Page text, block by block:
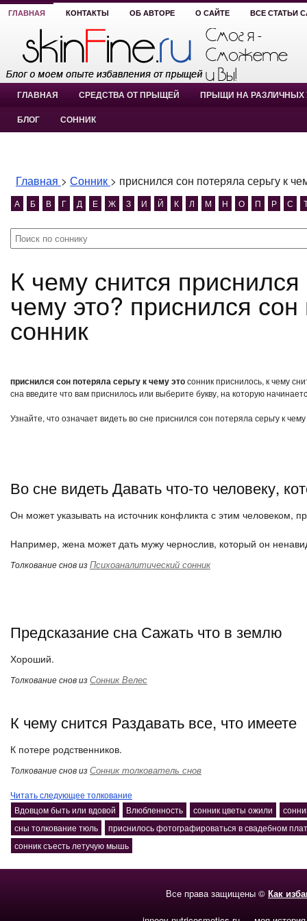
ГЛАВНАЯ КОНТАКТЫ ОБ АВТОРЕ О САЙТЕ ВСЕ СТАТЬИ
ГЛАВНАЯ СРЕДСТВА ОТ ПРЫЩЕЙ ПРЫЩИ НА РАЗЛИЧНЫХ
БЛОГ СОННИК
Главная > Сонник > приснился сон потеряла серьгу к
А Б В Г Д Е Ж З И Й К Л М Н О П Р С
К чему снится приснился сон потеряла серьгу к
чему это? приснился
сонник
приснился сон потеряла серьгу к чему этосонник приснилось, к чему
сна введите что вам приснилось или выберите букву, на которую
Узнайте, что означает видеть во сне приснился сон потеряла серьгу к
Во сне видеть Давать что-то человеку,
Он может указывать на источник конфликта с этим человеком,
Например, жена может дать мужу чернослив, который он
Толкование снов изПсихоаналитический сонник
Предсказание сна Сажать что в землю
Хороший.
Толкование снов изСонник Велес
К чему снится Раздавать все, что имеете
К потере родственников.
Толкование снов изСонник толкователь снов
Читать следующее толкование
Вдовцом быть или вдовой
Влюбленность сонник цветы ожили
сны толкование тюль
приснилось фотографироваться в свадебном
сонник съесть летучую мышь
Все права защищены © Как